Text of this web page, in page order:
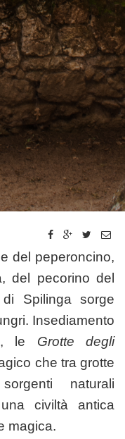
del peperoncino,
del pecorino del
Spilinga sorge
Insediamento
le Grotte degli
che tra grotte
naturali
civiltà antica
magica.